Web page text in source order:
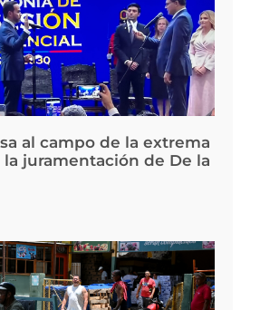
al campo de la extrema
juramentación de De la